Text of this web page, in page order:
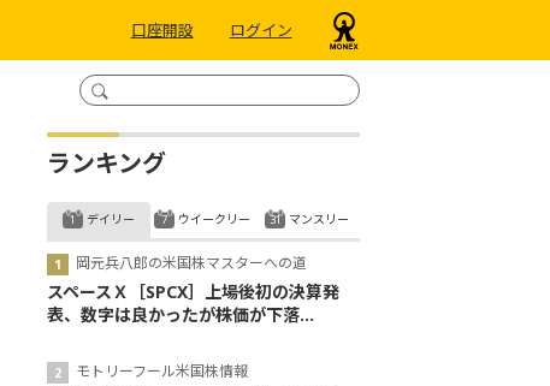
口座開設 ログイン
ランキング
デイリー
岡元兵八郎の米国株マスターへの道
スペースＸ［SPCX］上場後初の決算発
表、数字は良かったが株価が下落...
モトリーフール米国株情報
ウイークリー マンスリー